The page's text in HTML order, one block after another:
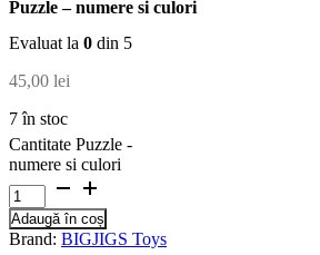
Puzzle – numere si culori
Evaluat la 0 din 5
45,00 lei
7 în stoc
Cantitate Puzzle -
numere si culori
Adaugă în coș
Brand: BIGJIGS Toys